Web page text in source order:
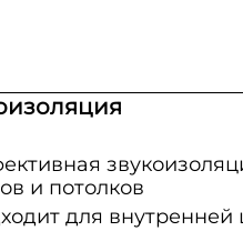
и потолков
для